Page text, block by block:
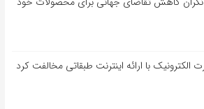
الکترونیک با ارائه اینترنت طبقاتی مخالفت کرد